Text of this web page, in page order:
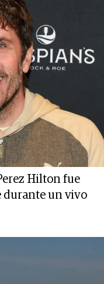
Hilton fue
durante un vivo